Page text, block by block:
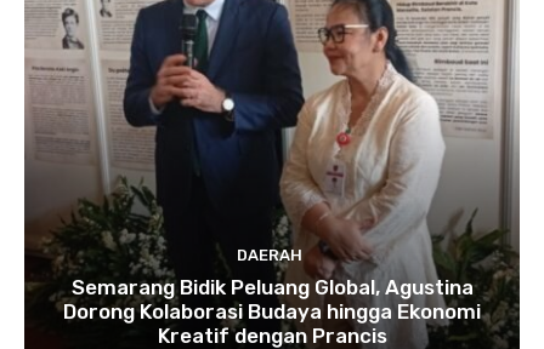
DAERAH
Semarang Bidik Peluang Global, Agustina
Dorong Kolaborasi Budaya hingga Ekonomi
Kreatif dengan Prancis